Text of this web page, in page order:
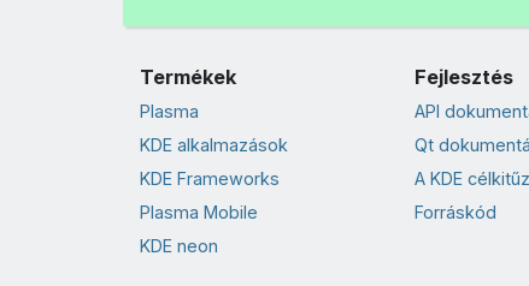
Termékek
Plasma
KDE alkalmazások
KDE Frameworks
Plasma Mobile
KDE neon
Fejlesztés
API
Qt
A KDE
Forráskód